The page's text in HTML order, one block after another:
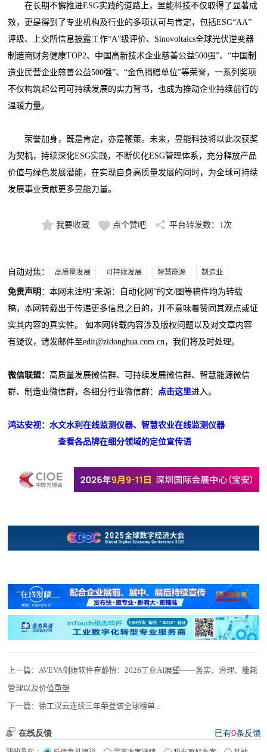
在长期不懈推进ESG实践的道路上，昱能科技不仅取得了显著成
效，更是得到了专业机构及行业的多项认可与肯定，包括ESG“AA”
评级、上交所信息披露工作“A”级评价、Sinovoltaics全球光伏逆变器
制造商财务健康TOP2、中国高新技术企业慈善公益500强”、“中国制
造业民营企业慈善公益500强”、“金色捐赠单位”等荣誉，一系列奖项
不仅构筑起公司可持续发展的实力背书，也成为推动企业持续前行的
温暖力量。
荣誉加身，既是肯定，亦是鞭策。未来，昱能科技将以此次获奖
为契机，持续深化ESG实践，不断优化ESG管理体系，充分释放产品
价值与绿色发展潜能，在实现自身高质量发展的同时，为全球可持续
发展事业贡献更多昱能力量。
我要收藏 点个赞吧 平台转发数： 1 次
自动对焦： 高质量发展 可持续发展 智慧能源 制造业
免责声明 ：本网未注明“来源：自动化网”的文/图等稿件均为转载
稿，本网转载出于传递更多信息之目的，并不意味着赞同其观点或证
实其内容的真实性。 如本网转载内容涉及版权问题以及对文章内容
有疑议，请发邮件至edit@zidonghua.com.cn，我们将及时处理。
微信联盟：高质量发展微信群、可持续发展微信群、智慧能源微信
群、制造业微信群，各细分行业微信群：
点击这里进入。
鸿达安视：水文水利在线监测仪器、智慧农业在线监测仪器
查看各品牌在细分领域的定位宣传语
上一篇：AVEVA剑维软件崔静怡：2026工业AI展望——务实、治理、能耗
管理以及价值重塑
下一篇：徐工汉云连续三年荣登该全球榜单...